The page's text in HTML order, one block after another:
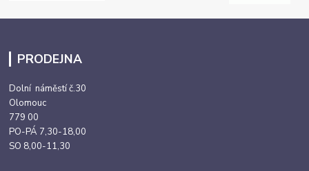
PRODEJNA
Dolní náměstí č.30
Olomouc
779 00
PO-PÁ 7,30-18,00
SO 8,00-11,30